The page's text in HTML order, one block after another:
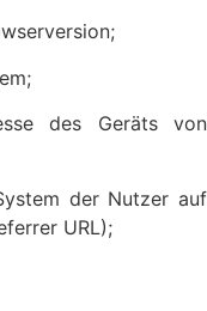
des Geräts von
der Nutzer auf
URL);